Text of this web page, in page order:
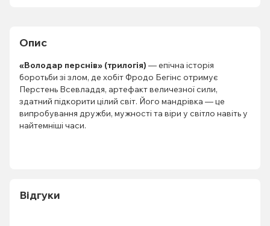
Опис
«Володар перснів» (трилогія) — епічна історія
боротьби зі злом, де хобіт Фродо Бегінс отримує
Перстень Всевладдя, артефакт величезної сили,
здатний підкорити цілий світ. Його мандрівка — це
випробування дружби, мужності та віри у світло навіть у
найтемніші часи.
Відгуки